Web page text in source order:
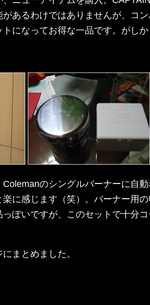
あるわけではありませんが、コ
になってお得な一品です。がし
のシングルバーナーに自
に感じます（笑）。バーナー用
ぽいですが、このセットで十分
まとめました。